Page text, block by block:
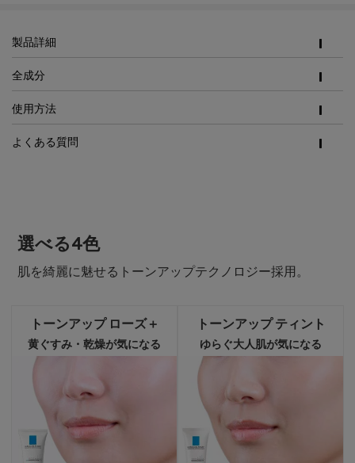
製品詳細
全成分
使用方法
よくある質問
選べる4色
肌を綺麗に魅せるトーンアップテクノロジー採用。
トーンアップ ローズ＋
黄ぐすみ・乾燥が気になる
トーンアップ ティント
ゆらぐ大人肌が気になる